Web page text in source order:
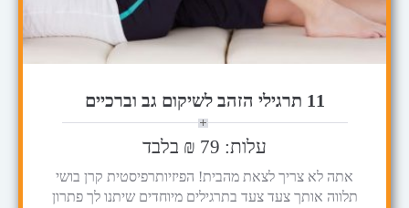
11 תרגילי הזהב לשיקום גב וברכיים
עלות: 79 ₪ בלבד
אתה לא צריך לצאת מהבית! הפיזיותרפיסטית קרן בושי
תלווה אותך צעד צעד בתרגילים מיוחדים שיתנו לך פתרון